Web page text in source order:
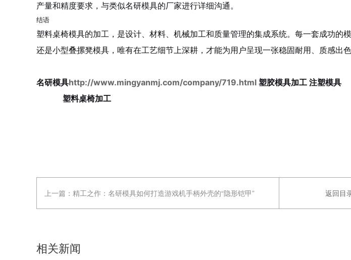
产量和精度要求，与类似名研模具的厂家进行详细沟通。
结语
塑料桌椅模具的加工，是设计、材料、机械加工和质量管理的集成系统。每一套成功
还是小型叠摞凳模具，唯有在工艺细节上深耕，才能为用户呈现一张稳固耐用、质感出色
名研模具http://www.mingyanmj.com/company/719.html 塑胶模具加工 注塑模具
塑料桌椅加工
上一篇： 精工之作：名研模具如何打造游戏机手柄外壳的“隐形铠甲” 返回目
相关新闻